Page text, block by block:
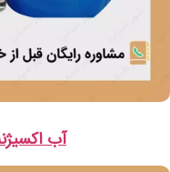
آب